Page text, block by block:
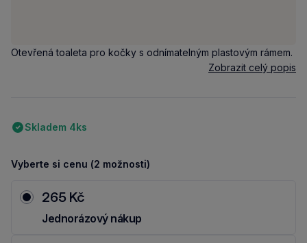
Otevřená toaleta pro kočky s odnímatelným plastovým rámem.
Zobrazit celý popis
Skladem 4ks
Vyberte si cenu (2 možnosti)
265 Kč
Jednorázový nákup